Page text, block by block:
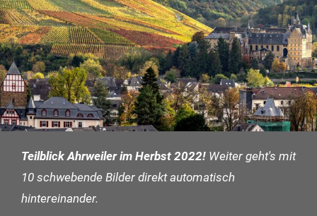
Teilblick Ahrweiler im Herbst 2022! Weiter geht's mit
10 schwebende Bilder direkt automatisch
hintereinander.